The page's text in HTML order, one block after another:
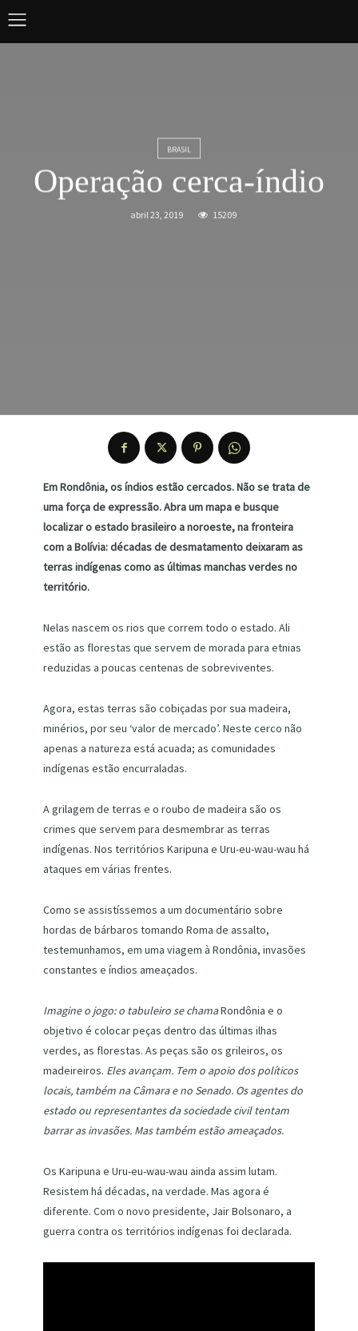
BRASIL
Operação cerca-índio
abril 23, 2019 15209
Em Rondônia, os índios estão cercados. Não se trata de
uma força de expressão. Abra um mapa e busque
localizar o estado brasileiro a noroeste, na fronteira
com a Bolívia: décadas de desmatamento deixaram as
terras indígenas como as últimas manchas verdes no
território.
Nelas nascem os rios que correm todo o estado. Ali
estão as florestas que servem de morada para etnias
reduzidas a poucas centenas de sobreviventes.
Agora, estas terras são cobiçadas por sua madeira,
minérios, por seu ‘valor de mercado’. Neste cerco não
apenas a natureza está acuada; as comunidades
indígenas estão encurraladas.
A grilagem de terras e o roubo de madeira são os
crimes que servem para desmembrar as terras
indígenas. Nos territórios Karipuna e Uru-eu-wau-wau há
ataques em várias frentes.
Como se assistíssemos a um documentário sobre
hordas de bárbaros tomando Roma de assalto,
testemunhamos, em uma viagem à Rondônia, invasões
constantes e índios ameaçados.
Imagine o jogo: o tabuleiro se chamaRondônia e o
objetivo é colocar peças dentro das últimas ilhas
verdes, as florestas. As peças são os grileiros, os
madeireiros. Eles avançam. Tem o apoio dos políticos
locais, também na Câmara e no Senado. Os agentes do
estado ou representantes da sociedade civil tentam
barrar as invasões. Mas também estão ameaçados.
Os Karipuna e Uru-eu-wau-wau ainda assim lutam.
Resistem há décadas, na verdade. Mas agora é
diferente. Com o novo presidente, Jair Bolsonaro, a
guerra contra os territórios indígenas foi declarada.